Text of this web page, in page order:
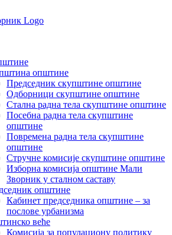
општине
Председник скупштине општине
Одборници скупштине општине
Стална радна тела скупштине општине
Посебна радна тела скупштине
општине
Повремена радна тела скупштине
општине
Стручне комисије скупштине општине
Изборна комисија општине Мали
Зворник у сталном саставу
општине
Кабинет председника општине – за
послове урбанизма
веће
Комисија за популациону политику